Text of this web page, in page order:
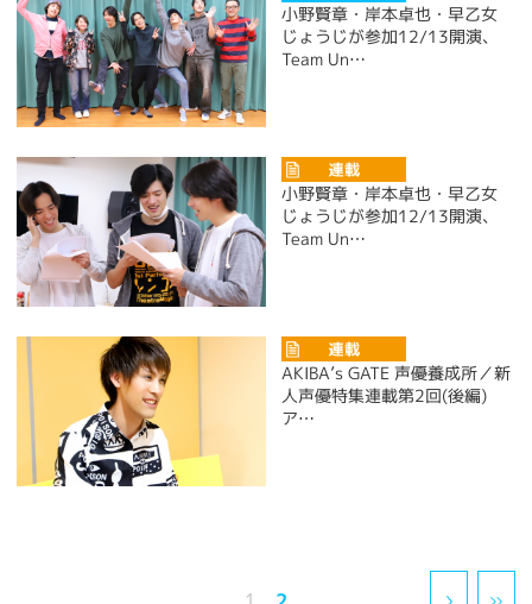
小野賢章・岸本卓也・早乙女
じょうじが参加12/13開演、
Team Un…
小野賢章・岸本卓也・早乙女
じょうじが参加12/13開演、
Team Un…
AKIBA’s GATE 声優養成所／新
人声優特集連載第2回(後編)
ア…